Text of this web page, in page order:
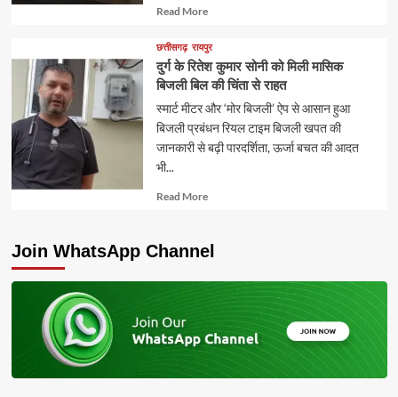
Read MoreRead
about
छत्तीसगढ़ रायपुर
दुर्ग के रितेश कुमार सोनी को मिली मासिक
बिजली बिल की चिंता से राहत
स्मार्ट मीटर और ‘मोर बिजली’ ऐप से आसान हुआ
बिजली प्रबंधन रियल टाइम बिजली खपत की
जानकारी से बढ़ी पारदर्शिता, ऊर्जा बचत की आदत
भी...
Read MoreRead
Join WhatsApp Channel